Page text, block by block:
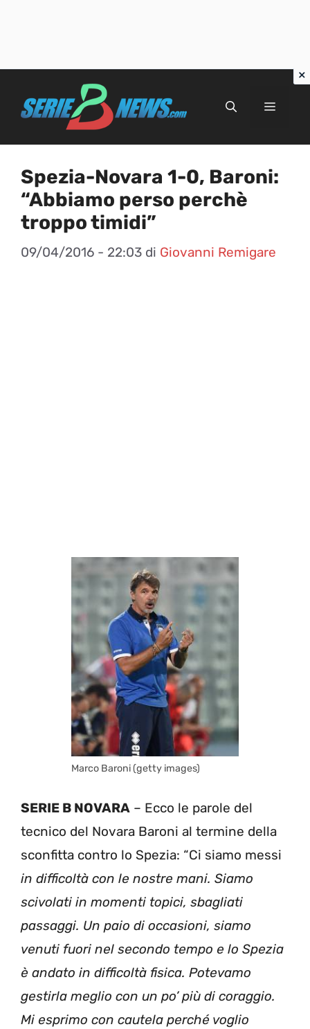
Menu
Spezia-Novara 1-0, Baroni:
“Abbiamo perso perchè
troppo timidi”
09/04/2016 - 22:03 di Giovanni Remigare
Marco Baroni (getty images)
SERIE B NOVARA – Ecco le parole del
tecnico del Novara Baroni al termine della
sconfitta contro lo Spezia: “Ci siamo messi
in difficoltà con le nostre mani. Siamo
scivolati in momenti topici, sbagliati
passaggi. Un paio di occasioni, siamo
venuti fuori nel secondo tempo e lo Spezia
è andato in difficoltà fisica. Potevamo
gestirla meglio con un po’ più di coraggio.
Mi esprimo con cautela perché voglio